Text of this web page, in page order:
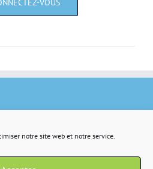
notre site web et notre service.